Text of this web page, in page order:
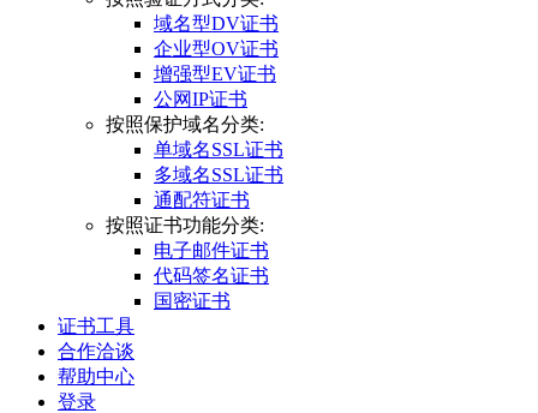
域名型DV证书
企业型OV证书
增强型EV证书
公网IP证书
按照保护域名分类:
单域名SSL证书
多域名SSL证书
通配符证书
按照证书功能分类:
电子邮件证书
代码签名证书
国密证书
证书工具
合作洽谈
帮助中心
登录